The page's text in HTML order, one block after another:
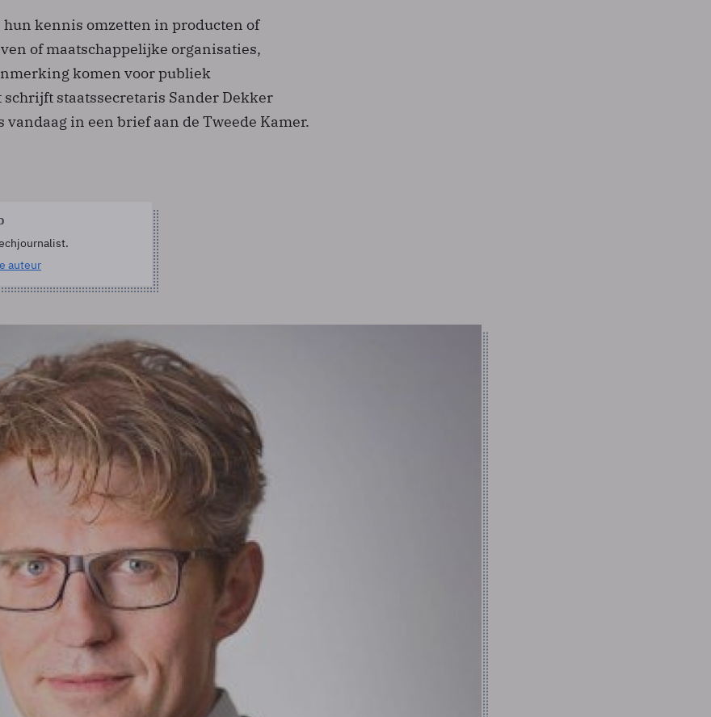
hun kennis omzetten in producten of
of maatschappelijke organisaties,
komen voor publiek
schrijft staatssecretaris Sander Dekker
vandaag in een brief aan de Tweede Kamer.
auteur